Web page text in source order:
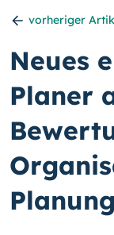
vorheriger
Neues
Planer